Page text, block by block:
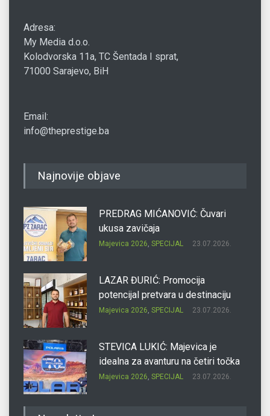
Adresa:
My Media d.o.o.
Kolodvorska 11a, TC Šentada I sprat,
71000 Sarajevo, BiH
Email:
info@theprestige.ba
Najnovije objave
PREDRAG MIĆANOVIĆ: Čuvari
ukusa zavičaja
Majevica 2026, SPECIJAL 23.07.2026.
LAZAR ĐURIĆ: Promocija
potencijal pretvara u destinaciju
Majevica 2026, SPECIJAL 23.07.2026.
STEVICA LUKIĆ: Majevica je
idealna za avanturu na četiri točka
Majevica 2026, SPECIJAL 23.07.2026.